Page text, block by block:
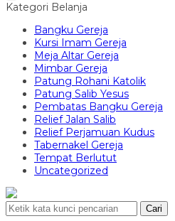
Kategori Belanja
Bangku Gereja
Kursi Imam Gereja
Meja Altar Gereja
Mimbar Gereja
Patung Rohani Katolik
Patung Salib Yesus
Pembatas Bangku Gereja
Relief Jalan Salib
Relief Perjamuan Kudus
Tabernakel Gereja
Tempat Berlutut
Uncategorized
Cari